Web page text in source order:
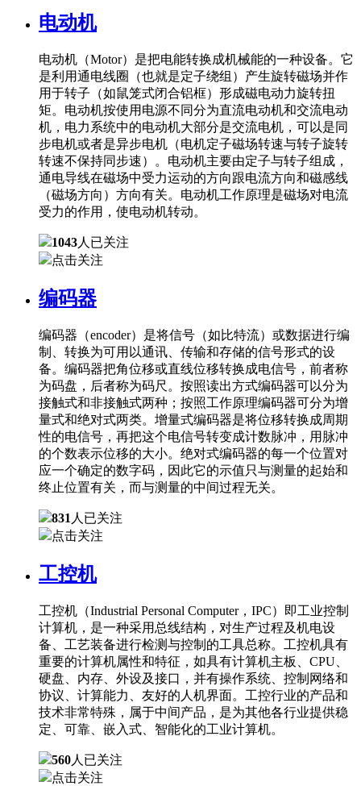
电动机
电动机（Motor）是把电能转换成机械能的一种设备。它
是利用通电线圈（也就是定子绕组）产生旋转磁场并作
用于转子（如鼠笼式闭合铝框）形成磁电动力旋转扭
矩。电动机按使用电源不同分为直流电动机和交流电动
机，电力系统中的电动机大部分是交流电机，可以是同
步电机或者是异步电机（电机定子磁场转速与转子旋转
转速不保持同步速）。电动机主要由定子与转子组成，
通电导线在磁场中受力运动的方向跟电流方向和磁感线
（磁场方向）方向有关。电动机工作原理是磁场对电流
受力的作用，使电动机转动。
1043人已关注
点击关注
编码器
编码器（encoder）是将信号（如比特流）或数据进行编
制、转换为可用以通讯、传输和存储的信号形式的设
备。编码器把角位移或直线位移转换成电信号，前者称
为码盘，后者称为码尺。按照读出方式编码器可以分为
接触式和非接触式两种；按照工作原理编码器可分为增
量式和绝对式两类。增量式编码器是将位移转换成周期
性的电信号，再把这个电信号转变成计数脉冲，用脉冲
的个数表示位移的大小。绝对式编码器的每一个位置对
应一个确定的数字码，因此它的示值只与测量的起始和
终止位置有关，而与测量的中间过程无关。
831 人已关注
点击关注
工控机
工控机（Industrial Personal Computer，IPC）即工业控制
计算机，是一种采用总线结构，对生产过程及机电设
备、工艺装备进行检测与控制的工具总称。工控机具有
重要的计算机属性和特征，如具有计算机主板、CPU、
硬盘、内存、外设及接口，并有操作系统、控制网络和
协议、计算能力、友好的人机界面。工控行业的产品和
技术非常特殊，属于中间产品，是为其他各行业提供稳
定、可靠、嵌入式、智能化的工业计算机。
560人已关注
点击关注